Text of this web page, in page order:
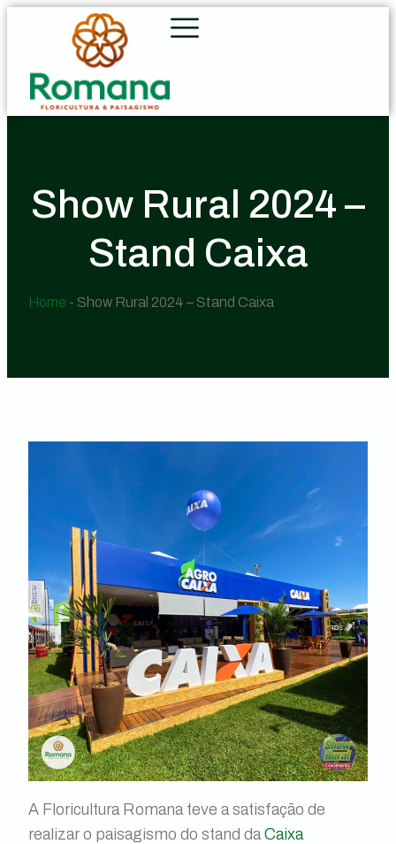
Show Rural 2024 –
Stand Caixa
Home - Show Rural 2024 – Stand Caixa
A Floricultura Romana teve a satisfação de
realizar o paisagismo do stand da Caixa